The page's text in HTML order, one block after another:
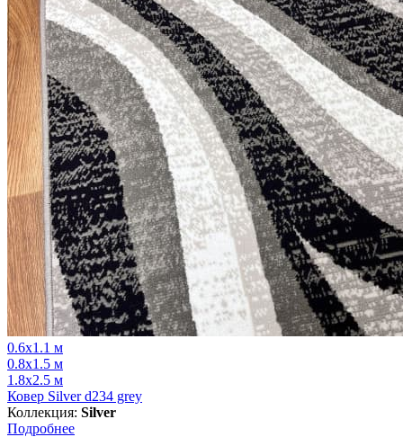
0.6x1.1 м
0.8x1.5 м
1.8x2.5 м
Ковер Silver d234 grey
Коллекция: Silver
Подробнее